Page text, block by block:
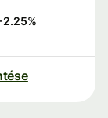
2.25%